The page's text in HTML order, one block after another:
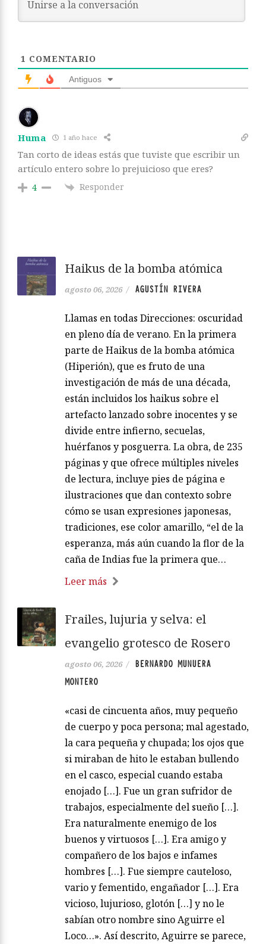
1 COMENTARIO
Antiguos
Huma 1 año hace
Tan corto de ideas estás que tuviste que escribir un
artículo entero sobre lo prejuicioso que eres?
4 Responder
Haikus de la bomba atómica
agosto 06, 2026 / AGUSTÍN RIVERA
Llamas en todas Direcciones: oscuridad
en pleno día de verano. En la primera
parte de Haikus de la bomba atómica
(Hiperión), que es fruto de una
investigación de más de una década,
están incluidos los haikus sobre el
artefacto lanzado sobre inocentes y se
divide entre infierno, secuelas,
huérfanos y posguerra. La obra, de 235
páginas y que ofrece múltiples niveles
de lectura, incluye pies de página e
ilustraciones que dan contexto sobre
cómo se usan expresiones japonesas,
tradiciones, ese color amarillo, “el de la
esperanza, más aún cuando la flor de la
caña de Indias fue la primera que…
Leer más
Frailes, lujuria y selva: el
evangelio grotesco de Rosero
agosto 06, 2026 /
BERNARDO MUNUERA
MONTERO
«casi de cincuenta años, muy pequeño
de cuerpo y poca persona; mal agestado,
la cara pequeña y chupada; los ojos que
si miraban de hito le estaban bullendo
en el casco, especial cuando estaba
enojado […]. Fue un gran sufridor de
trabajos, especialmente del sueño […].
Era naturalmente enemigo de los
buenos y virtuosos […]. Era amigo y
compañero de los bajos e infames
hombres […]. Fue siempre cauteloso,
vario y fementido, engañador […]. Era
vicioso, lujurioso, glotón […] y no le
sabían otro nombre sino Aguirre el
Loco…». Así descrito, Aguirre se parece,